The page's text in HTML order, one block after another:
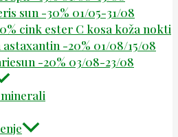
sun -30% 01/05-31/08
cink ester C kosa koža nokti
-20% 01/08/15/08
-20% 03/08-23/08